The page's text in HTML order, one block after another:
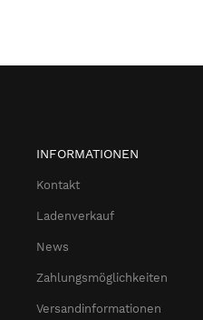
INFORMATIONEN
Kontakt
Ladenverkauf
News
Zahlungsmöglichkeiten
Versandinformationen